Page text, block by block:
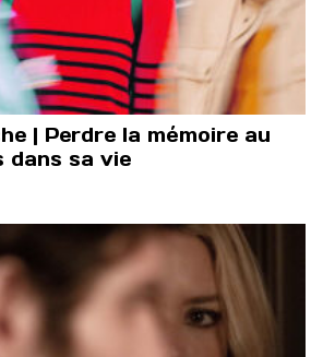
| Perdre la mémoire au
dans sa vie